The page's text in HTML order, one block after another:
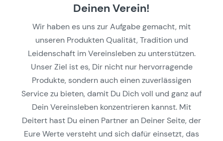
Deinen Verein!
Wir haben es uns zur Aufgabe gemacht, mit
unseren Produkten Qualität, Tradition und
Leidenschaft im Vereinsleben zu unterstützen.
Unser Ziel ist es, Dir nicht nur hervorragende
Produkte, sondern auch einen zuverlässigen
Service zu bieten, damit Du Dich voll und ganz auf
Dein Vereinsleben konzentrieren kannst. Mit
Deitert hast Du einen Partner an Deiner Seite, der
Eure Werte versteht und sich dafür einsetzt, das